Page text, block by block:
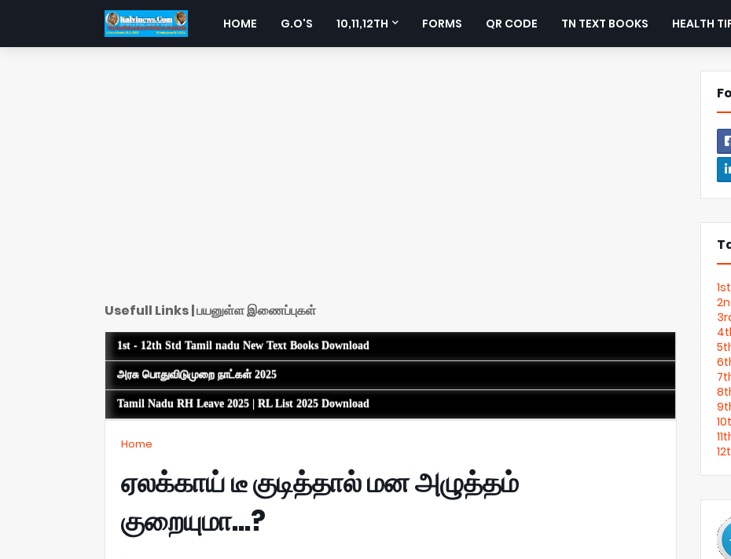
HOME G.O'S 10,11,12TH FORMS QR CODE TN TEXT BOOKS HEALTH
Usefull Links | பயனுள்ள இணைப்புகள்
1st - 12th Std Tamil nadu New Text Books Download
அரசு பொதுவிடுமுறை நாட்கள் 2025
Tamil Nadu RH Leave 2025 | RL List 2025 Download
Home
ஏலக்காய் டீ குடித்தால் மன அழுத்தம்
குறையுமா...?